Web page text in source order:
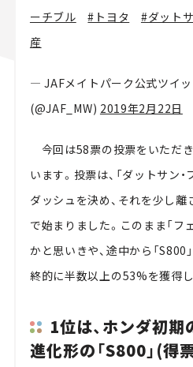
ーチブル
#トヨタ #ダット
産
— JAFメイトパーク公式ツイ
(@JAF_MW) 2019年2月22日
今回は58票の投票をいただ
います。投票は、「ダットサン
ダッシュを決め、それを少し離
で始まりました。このまま「フ
かと思いきや、途中から「S800
終的に半数以上の53%を獲得
1位は、ホンダ初
進化形の「S800」(得